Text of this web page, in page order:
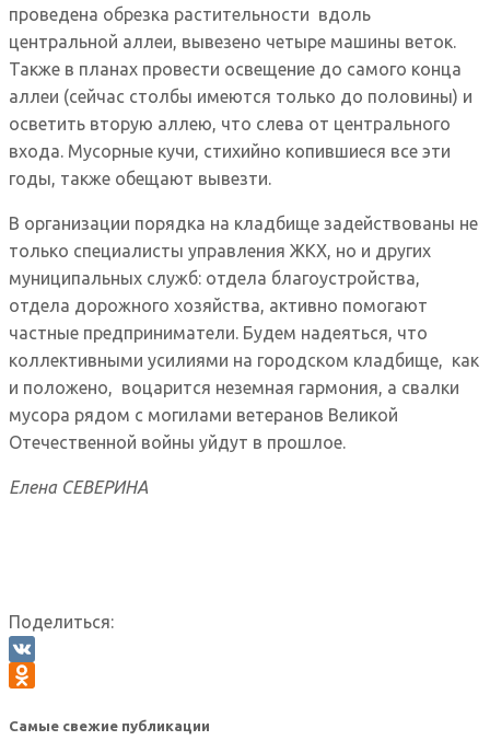
проведена обрезка растительности вдоль
центральной аллеи, вывезено четыре машины веток.
Также в планах провести освещение до самого конца
аллеи (сейчас столбы имеются только до половины) и
осветить вторую аллею, что слева от центрального
входа. Мусорные кучи, стихийно копившиеся все эти
годы, также обещают вывезти.
В организации порядка на кладбище задействованы не
только специалисты управления ЖКХ, но и других
муниципальных служб: отдела благоустройства,
отдела дорожного хозяйства, активно помогают
частные предприниматели. Будем надеяться, что
коллективными усилиями на городском кладбище, как
и положено, воцарится неземная гармония, а свалки
мусора рядом с могилами ветеранов Великой
Отечественной войны уйдут в прошлое.
Елена СЕВЕРИНА
Поделиться:
VK
Самые свежие публикации